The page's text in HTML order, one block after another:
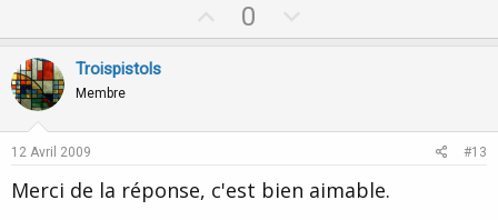
p
0
o
e
Troispistols
Membre
12 Avril 2009 #13
Merci de la réponse, c'est bien aimable.